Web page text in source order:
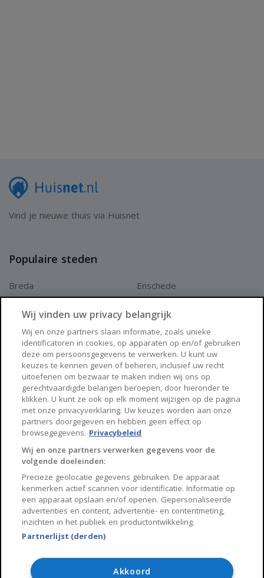
Vind je nieuwe thuis via Huisnet
Populaire steden
Breda
Arnhem
Enschede
Zwolle
Huisnet
Over Huisnet
Algemene voorwaarden
Privacybeleid
Contact
Sitemap
Copyright 2026, Huisnet is onderdeel van Property Portals
Wij vinden uw privacy belangrijk
Wij en onze partners slaan informatie, zoals unieke
identificatoren in cookies, op apparaten op en/of gebruiken
deze om persoonsgegevens te verwerken. U kunt uw
keuzes te kennen geven of beheren, inclusief uw recht
uitoefenen om bezwaar te maken indien wij ons op
gerechtvaardigde belangen beroepen, door hieronder te
klikken. U kunt ze ook op elk moment wijzigen op de pagina
met onze privacyverklaring. Uw keuzes worden aan onze
partners doorgegeven en hebben geen effect op
browsegegevens. Privacybeleid
Wij en onze partners verwerken gegevens voor de
volgende doeleinden:
Precieze geolocatie gegevens gebruiken. De apparaat
kenmerken actief scannen voor identificatie. Informatie op
een apparaat opslaan en/of openen. Gepersonaliseerde
advertenties en content, advertentie- en contentmeting,
inzichten in het publiek en productontwikkeling.
Partnerlijst (derden)
Akkoord